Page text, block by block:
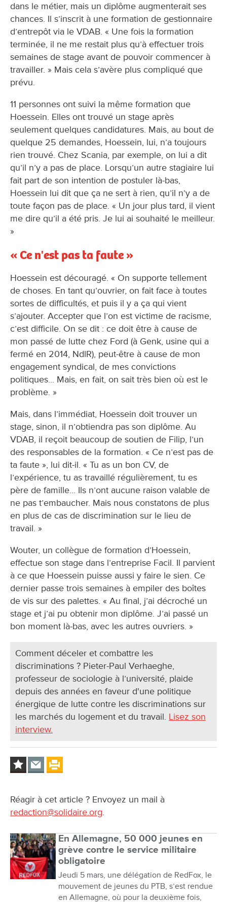
dans le métier, mais un diplôme augmenterait ses
chances. Il s’inscrit à une formation de gestionnaire
d’entrepôt via le VDAB. « Une fois la formation
terminée, il ne me restait plus qu’à effectuer trois
semaines de stage avant de pouvoir commencer à
travailler. » Mais cela s’avère plus compliqué que
prévu.
11 personnes ont suivi la même formation que
Hoessein. Elles ont trouvé un stage après
seulement quelques candidatures. Mais, au bout de
quelque 25 demandes, Hoessein, lui, n’a toujours
rien trouvé. Chez Scania, par exemple, on lui a dit
qu’il n’y a pas de place. Lorsqu’un autre stagiaire lui
fait part de son intention de postuler là-bas,
Hoessein lui dit que ça ne sert à rien, qu’il n’y a de
toute façon pas de place. « Un jour plus tard, il vient
me dire qu’il a été pris. Je lui ai souhaité le meilleur.
»
« Ce n'est pas ta faute »
Hoessein est découragé. « On supporte tellement
de choses. En tant qu’ouvrier, on fait face à toutes
sortes de difficultés, et puis il y a ça qui vient
s’ajouter. Accepter que l’on est victime de racisme,
c’est difficile. On se dit : ce doit être à cause de
mon passé de lutte chez Ford (à Genk, usine qui a
fermé en 2014, NdlR), peut-être à cause de mon
engagement syndical, de mes convictions
politiques... Mais, en fait, on sait très bien où est le
problème. »
Mais, dans l’immédiat, Hoessein doit trouver un
stage, sinon, il n’obtiendra pas son diplôme. Au
VDAB, il reçoit beaucoup de soutien de Filip, l’un
des responsables de la formation. « Ce n’est pas de
ta faute », lui dit-il. « Tu as un bon CV, de
l’expérience, tu as travaillé régulièrement, tu es
père de famille... Ils n’ont aucune raison valable de
ne pas t’embaucher. Mais nous constatons de plus
en plus de cas de discrimination sur le lieu de
travail. »
Wouter, un collègue de formation d’Hoessein,
effectue son stage dans l’entreprise Facil. Il parvient
à ce que Hoessein puisse aussi y faire le sien. Ce
dernier passe trois semaines à empiler des boîtes
de vis sur des palettes. « Au final, j’ai décroché un
stage et j’ai pu obtenir mon diplôme. J’ai passé un
bon moment là-bas, avec les autres ouvriers. »
Comment déceler et combattre les
discriminations ? Pieter-Paul Verhaeghe,
professeur de sociologie à l’université, plaide
depuis des années en faveur d'une politique
énergique de lutte contre les discriminations sur
les marchés du logement et du travail. Lisez son
interview.
Réagir à cet article ? Envoyez un mail à
redaction@solidaire.org.
En Allemagne, 50 000 jeunes en
grève contre le service militaire
obligatoire
Jeudi 5 mars, une délégation de RedFox, le
mouvement de jeunes du PTB, s’est rendue
en Allemagne, où pour la deuxième fois,